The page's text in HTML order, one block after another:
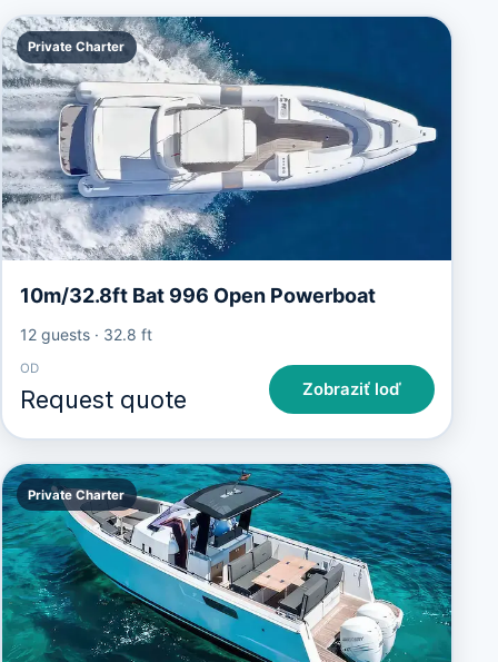
Private Charter
10m/32.8ft Bat 996 Open Powerboat
12 guests· 32.8 ft
OD
Request quote Zobraziť loď
Private Charter